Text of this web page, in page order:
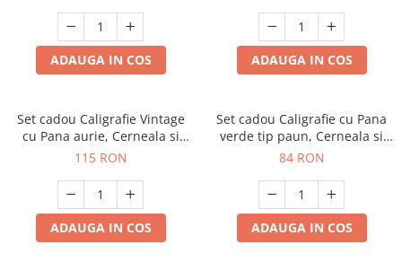
ADAUGA IN COS ADAUGA IN COS
Set cadou Caligrafie Vintage
cu Pana aurie, Cerneala si
Stampila, 5 piese
115 RON
ADAUGA IN COS
Set cadou Caligrafie cu Pana
verde tip paun, Cerneala si
Cutie Vintage, 3 piese
84 RON
ADAUGA IN COS